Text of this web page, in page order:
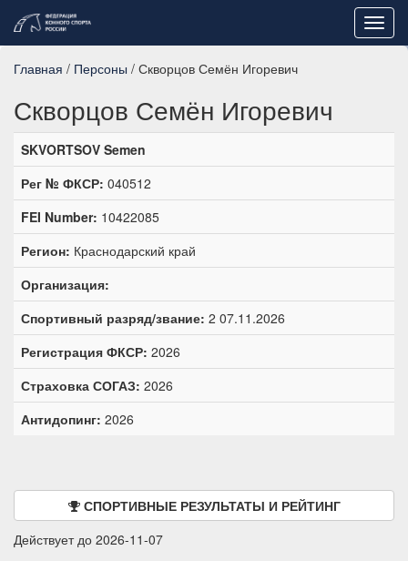
Главная / Персоны / Скворцов Семён Игоревич
Скворцов Семён Игоревич
SKVORTSOV Semen
Рег № ФКСР: 040512
FEI Number: 10422085
Регион: Краснодарский край
Организация:
Спортивный разряд/звание: 2 07.11.2026
Регистрация ФКСР: 2026
Страховка СОГАЗ: 2026
Антидопинг: 2026
СПОРТИВНЫЕ РЕЗУЛЬТАТЫ И РЕЙТИНГ
Действует до 2026-11-07